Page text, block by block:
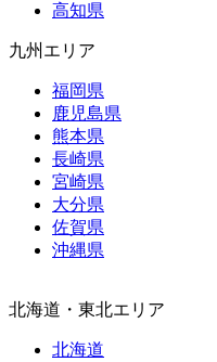
高知県
九州エリア
福岡県
鹿児島県
熊本県
長崎県
宮崎県
大分県
佐賀県
沖縄県
北海道・東北エリア
北海道